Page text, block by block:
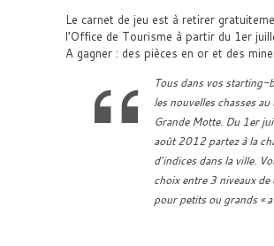
Le carnet de jeu est à retirer
l’Office de Tourisme à partir du 1er
A gagner : des pièces en or et des
Tous dans vos starting-
les nouvelles chasses
Grande Motte. Du 1er
août 2012 partez à la
d’indices dans la ville.
choix entre 3 niveaux
pour petits ou grands «